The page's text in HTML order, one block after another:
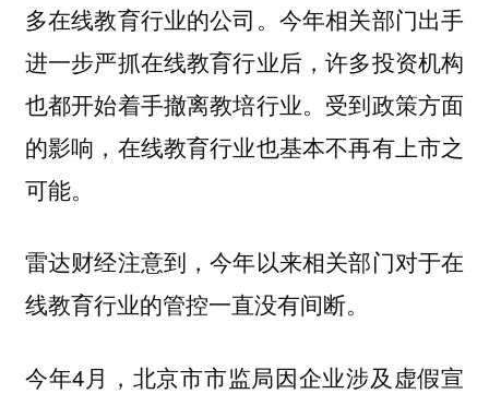
多在线教育行业的公司。今年相关部门出手
进一步严抓在线教育行业后，许多投资机构
也都开始着手撤离教培行业。受到政策方面
的影响，在线教育行业也基本不再有上市之
可能。
雷达财经注意到，今年以来相关部门对于在
线教育行业的管控一直没有间断。
今年4月，北京市市监局因企业涉及虚假宣